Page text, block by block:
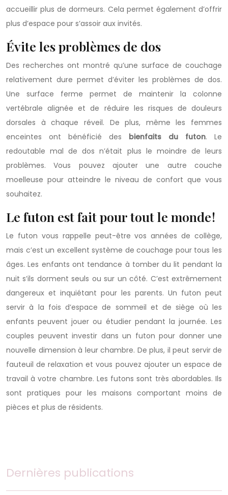
accueillir plus de dormeurs. Cela permet également d’offrir
plus d’espace pour s’assoir aux invités.
Évite les problèmes de dos
Des recherches ont montré qu’une surface de couchage
relativement dure permet d’éviter les problèmes de dos.
Une surface ferme permet de maintenir la colonne
vertébrale alignée et de réduire les risques de douleurs
dorsales à chaque réveil. De plus, même les femmes
enceintes ont bénéficié des bienfaits du futon. Le
redoutable mal de dos n’était plus le moindre de leurs
problèmes. Vous pouvez ajouter une autre couche
moelleuse pour atteindre le niveau de confort que vous
souhaitez.
Le futon est fait pour tout le monde !
Le futon vous rappelle peut-être vos années de collège,
mais c’est un excellent système de couchage pour tous les
âges. Les enfants ont tendance à tomber du lit pendant la
nuit s’ils dorment seuls ou sur un côté. C’est extrêmement
dangereux et inquiétant pour les parents. Un futon peut
servir à la fois d’espace de sommeil et de siège où les
enfants peuvent jouer ou étudier pendant la journée. Les
couples peuvent investir dans un futon pour donner une
nouvelle dimension à leur chambre. De plus, il peut servir de
fauteuil de relaxation et vous pouvez ajouter un espace de
travail à votre chambre. Les futons sont très abordables. Ils
sont pratiques pour les maisons comportant moins de
pièces et plus de résidents.
Dernières publications